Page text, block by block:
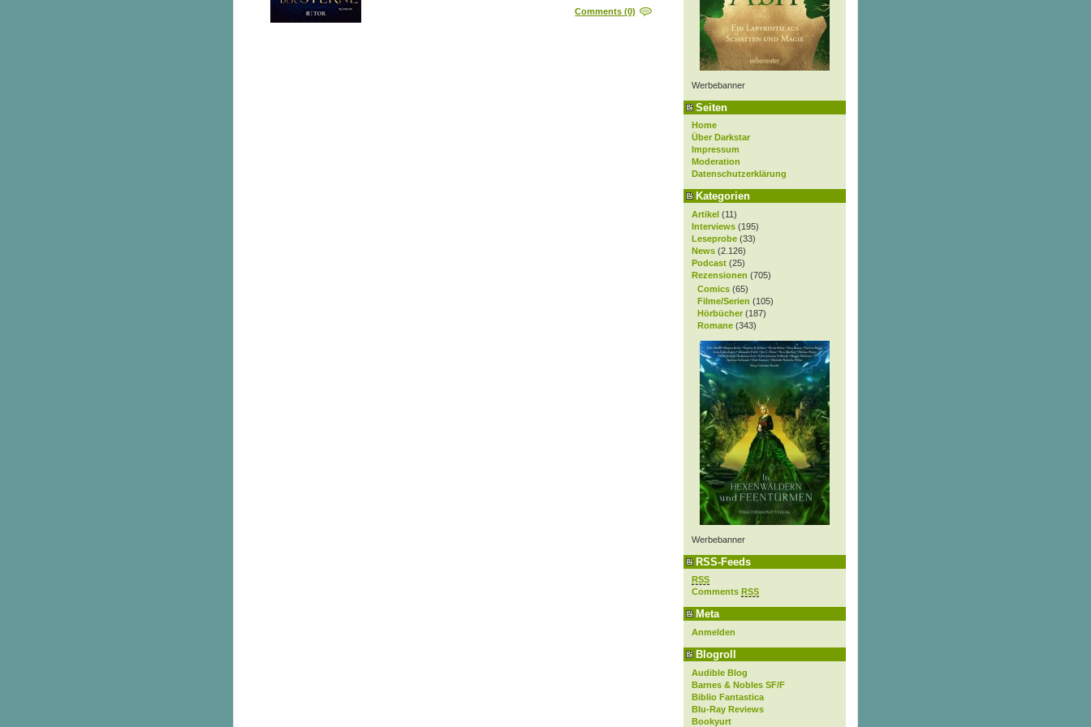
Werbebanner
Seiten
Home
Über Darkstar
Impressum
Moderation
Datenschutzerklärung
Kategorien
Artikel (11)
Interviews (195)
Leseprobe (33)
News (2.126)
Podcast (25)
Rezensionen (705)
Comics (65)
Filme/Serien (105)
Hörbücher (187)
Romane (343)
Werbebanner
RSS-Feeds
RSS
Comments RSS
Meta
Anmelden
Blogroll
Audible Blog
Barnes & Nobles SF/F
Biblio Fantastica
Blu-Ray Reviews
Bookyurt
Comments (0)